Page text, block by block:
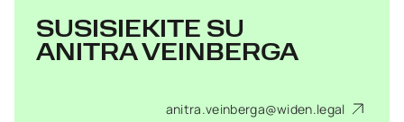
SUSISIEKITE SU
ANITRA VEINBERGA
anitra.veinberga@widen.legal